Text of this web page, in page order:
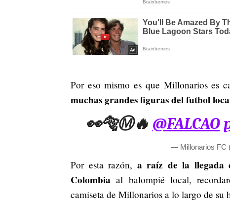
Por eso mismo es que Millonarios es
muchas grandes figuras del futbol
👀🐅Ⓜ️🔥 @FALCAO
— Millonarios FC
Por esta razón, a raíz de la llegada
Colombia al balompié local,
camiseta de Millonarios a lo largo de su